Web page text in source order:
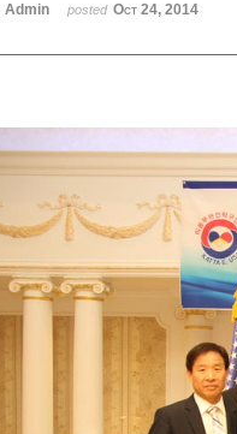
Admin posted Oct 24, 2014